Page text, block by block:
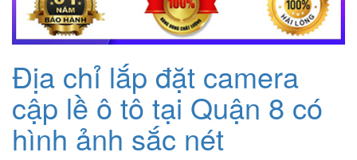
Địa chỉ lắp đặt camera
cập lề ô tô tại Quận 8 có
hình ảnh sắc nét